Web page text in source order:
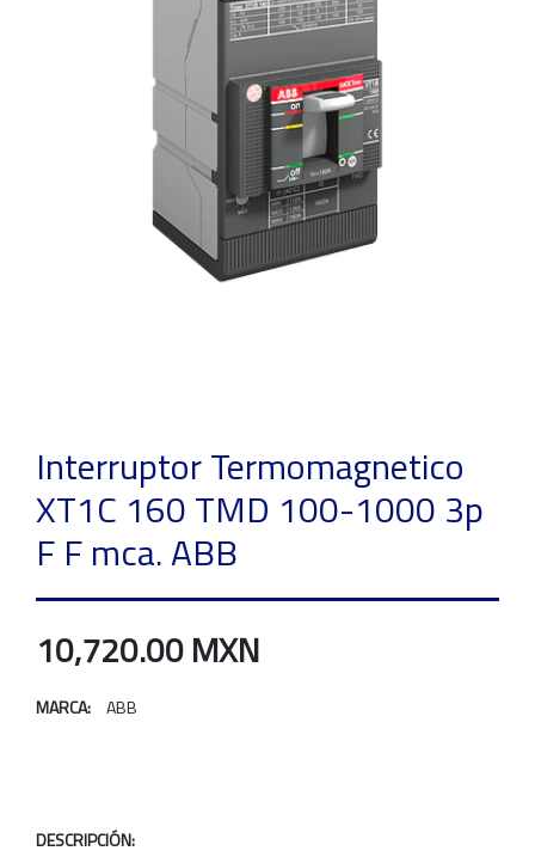
Interruptor Termomagnetico
XT1C 160 TMD 100-1000 3p
F F mca. ABB
10,720.00 MXN
MARCA: ABB
DESCRIPCIÓN: